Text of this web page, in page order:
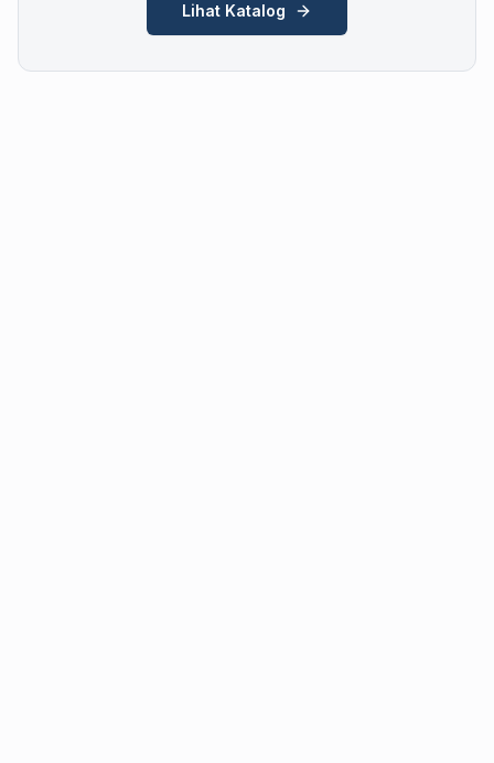
Lihat Katalog